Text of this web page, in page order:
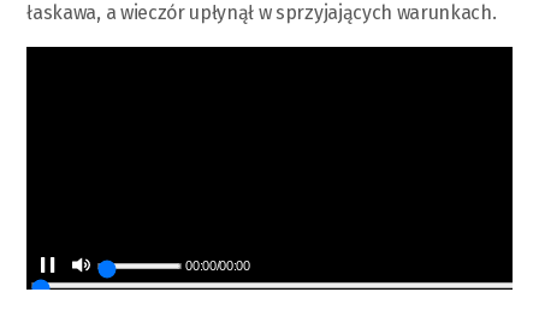
łaskawa, a wieczór upłynął w sprzyjających warunkach.
00:00/00:00